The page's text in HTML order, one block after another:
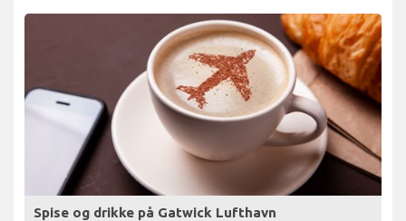
Spise og drikke på Gatwick Lufthavn